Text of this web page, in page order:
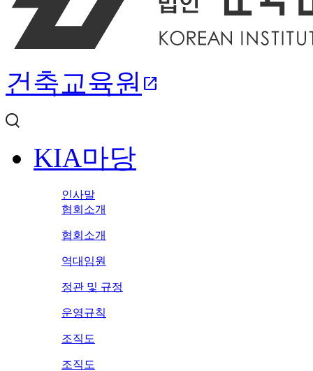
건축교육원 open_in_new
KIA마당
인사말
협회소개
협회소개
역대임원
정관 및 규정
운영규칙
조직도
조직도